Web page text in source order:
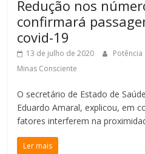
Redução nos
confirmará
covid-19
13 de julho de 2020 Potência
Minas Consciente
O secretário de Estado de
Eduardo Amaral, explicou, em
fatores interferem na
Ler mais